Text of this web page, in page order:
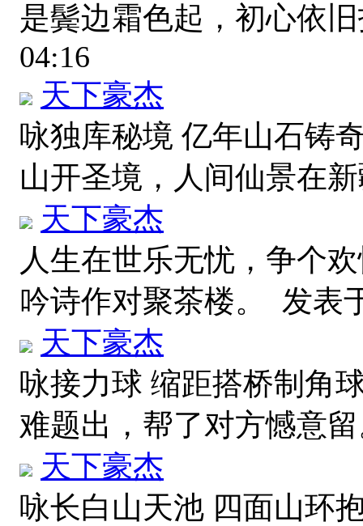
是鬓边霜色起，初心依
04:16
天下豪杰
咏独库秘境 亿年山石铸
山开圣境，人间仙景在
天下豪杰
人生在世乐无忧，争个
吟诗作对聚茶楼。 发表
天下豪杰
咏接力球 缩距搭桥制角
难题出，帮了对方憾意
天下豪杰
咏长白山天池 四面山环